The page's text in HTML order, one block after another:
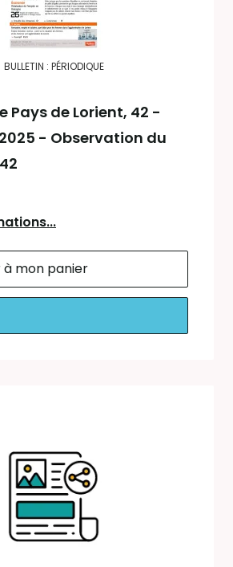
BULLETIN : PÉRIODIQUE
Pays de Lorient, 42 -
- Observation du
à mon panier